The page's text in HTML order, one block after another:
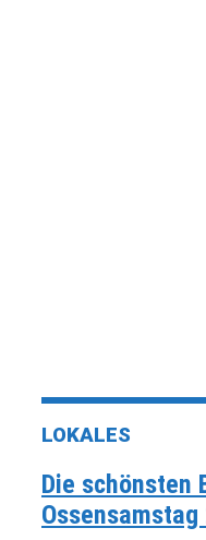
LOKALES
Die schönsten
Ossensamstag